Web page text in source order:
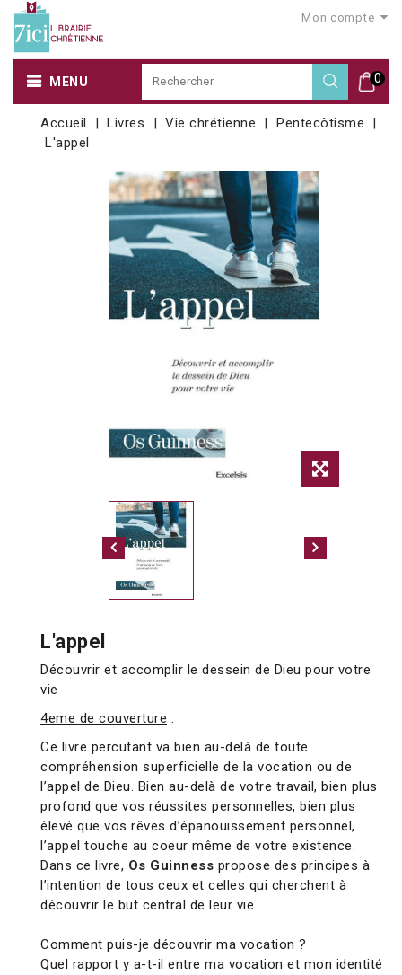
Mon compte
0
MENU
Accueil Livres Vie chrétienne
Pentecôtisme
L'appel
L'appel
Découvrir et accomplir le dessein de Dieu pour votre
vie
4eme de couverture :
Ce livre percutant va bien au-delà de toute
compréhension superficielle de la vocation ou de
l’appel de Dieu. Bien au-delà de votre travail, bien plus
profond que vos réussites personnelles, bien plus
élevé que vos rêves d’épanouissement personnel,
l’appel touche au coeur même de votre existence.
Dans ce livre, Os Guinness propose des principes à
l’intention de tous ceux et celles qui cherchent à
découvrir le but central de leur vie.
Comment puis-je découvrir ma vocation ?
Quel rapport y a-t-il entre ma vocation et mon identité